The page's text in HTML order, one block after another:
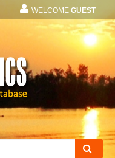
WELCOME GUEST